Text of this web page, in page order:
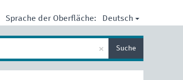
Sprache der Oberfläche: Deutsch
× Suche